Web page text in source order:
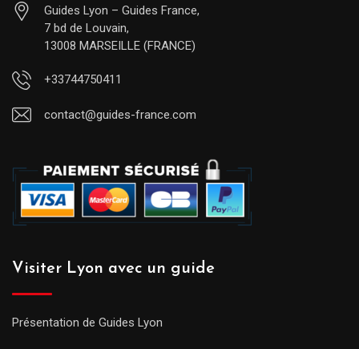
Guides Lyon – Guides France,
7 bd de Louvain,
13008 MARSEILLE (FRANCE)
+33744750411
contact@guides-france.com
Visiter Lyon avec un guide
Présentation de Guides Lyon